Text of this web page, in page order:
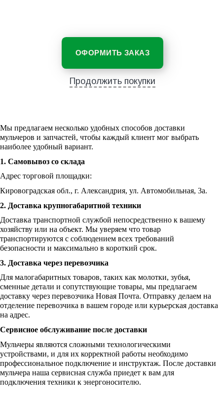
ОФОРМИТЬ ЗАКАЗ
Продолжить покупки
Мы предлагаем несколько удобных способов доставки
мульчеров и запчастей, чтобы каждый клиент мог выбрать
наиболее удобный вариант.
1. Самовывоз со склада
Адрес торговой площадки:
Кировоградская обл., г. Александрия, ул. Автомобильная, 3а.
2. Доставка крупногабаритной техники
Доставка транспортной службой непосредственно к вашему
хозяйству или на объект. Мы уверяем что товар
транспортируются с соблюдением всех требований
безопасности и максимально в короткий срок.
3. Доставка через перевозчика
Для малогабаритных товаров, таких как молотки, зубья,
сменные детали и сопутствующие товары, мы предлагаем
доставку через перевозчика Новая Почта. Отправку делаем на
отделение перевозчика в вашем городе или курьерская доставка
на адрес.
Сервисное обслуживание после доставки
Мульчеры являются сложными технологическими
устройствами, и для их корректной работы необходимо
профессиональное подключение и инструктаж. После доставки
мульчера наша сервисная служба приедет к вам для
подключения техники к энергоносителю.